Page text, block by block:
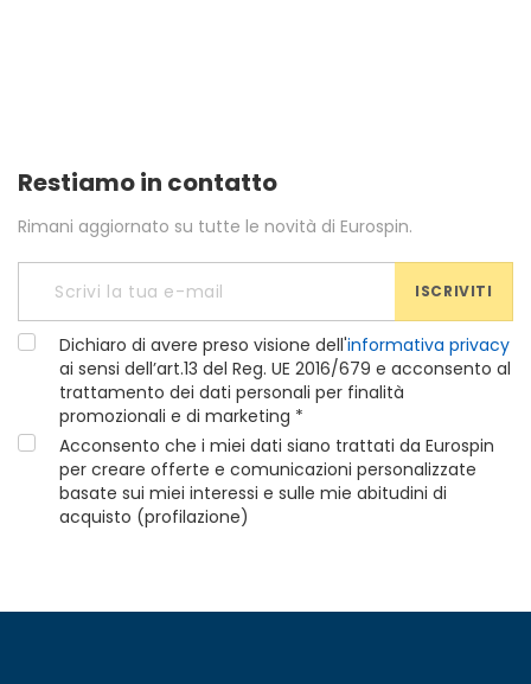
Restiamo in contatto
Rimani aggiornato su tutte le novità di Eurospin.
ISCRIVITI
Dichiaro di avere preso visione dell'informativa privacy
ai sensi dell’art.13 del Reg. UE 2016/679 e acconsento al
trattamento dei dati personali per finalità
promozionali e di marketing *
Acconsento che i miei dati siano trattati da Eurospin
per creare offerte e comunicazioni personalizzate
basate sui miei interessi e sulle mie abitudini di
acquisto (profilazione)